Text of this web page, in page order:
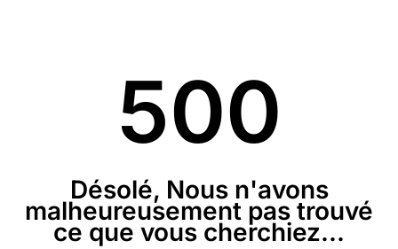
500
Désolé, Nous n'avons
malheureusement pas trouvé
ce que vous cherchiez...